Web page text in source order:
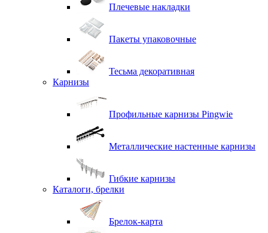
Плечевые накладки
Пакеты упаковочные
Тесьма декоративная
Карнизы
Профильные карнизы Pingwie
Металлические настенные карнизы
Гибкие карнизы
Каталоги, брелки
Брелок-карта